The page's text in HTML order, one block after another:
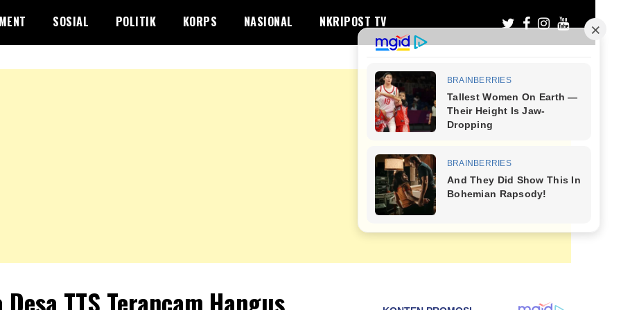
SOSIAL POLITIK KORPS NASIONAL NKRIPOST TV
Desa TTS Terancam Hangus